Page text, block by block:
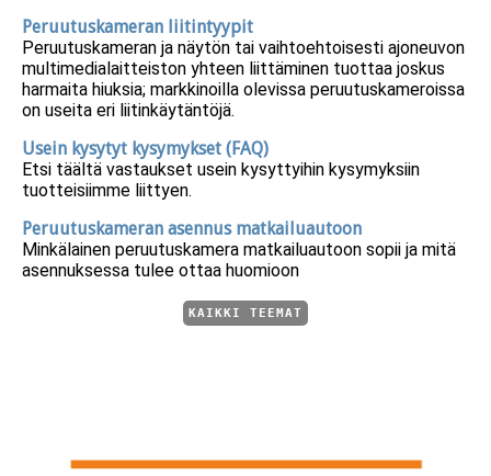
Peruutuskameran liitintyypit
Peruutuskameran ja näytön tai vaihtoehtoisesti ajoneuvon
multimedialaitteiston yhteen liittäminen tuottaa joskus
harmaita hiuksia; markkinoilla olevissa peruutuskameroissa
on useita eri liitinkäytäntöjä.
Usein kysytyt kysymykset (FAQ)
Etsi täältä vastaukset usein kysyttyihin kysymyksiin
tuotteisiimme liittyen.
Peruutuskameran asennus matkailuautoon
Minkälainen peruutuskamera matkailuautoon sopii ja mitä
asennuksessa tulee ottaa huomioon
KAIKKI TEEMAT